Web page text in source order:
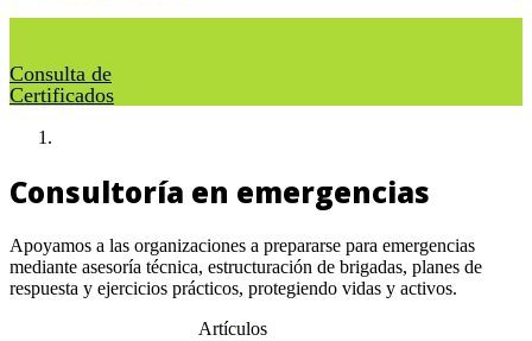
Consulta de
Certificados
Consultoría en emergencias
Apoyamos a las organizaciones a prepararse para emergencias
mediante asesoría técnica, estructuración de brigadas, planes de
respuesta y ejercicios prácticos, protegiendo vidas y activos.
Artículos